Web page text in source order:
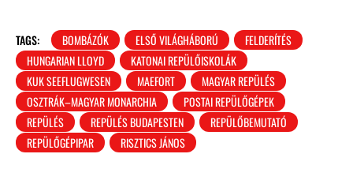
TAGS: BOMBÁZÓK ELSŐ VILÁGHÁBORÚ
FELDERÍTÉS
HUNGARIAN LLOYD
KATONAI REPÜLŐISKOLÁK
KUK SEEFLUGWESEN
MAEFORT
MAGYAR REPÜLÉS
OSZTRÁK–MAGYAR MONARCHIA
POSTAI REPÜLŐGÉPEK
REPÜLÉS
REPÜLÉS BUDAPESTEN
REPÜLŐBEMUTATÓ
REPÜLŐGÉPIPAR
RISZTICS JÁNOS